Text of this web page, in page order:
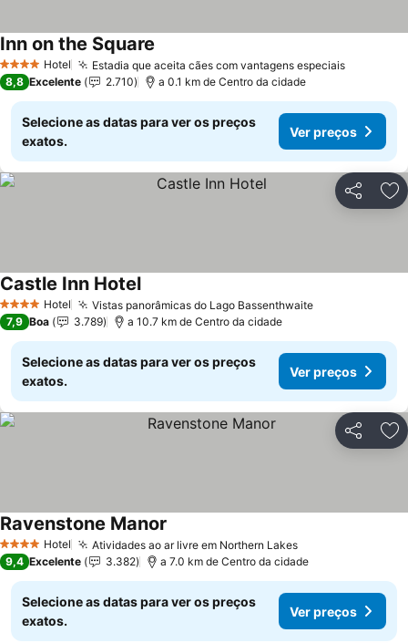
4 EstrelasHotel Estadia que aceita cães com vantagens especiais
Inn on the Square
8,8 Excelente 2.710 a 0.1 km de Centro da cidade
Selecione as datas para ver os preços
exatos.
Ver preços
Partilhar
4 EstrelasHotel Vistas panorâmicas do Lago Bassenthwaite
Castle Inn Hotel
7,9 Boa 3.789 a 10.7 km de Centro da cidade
Selecione as datas para ver os preços
exatos.
Ver preços
Partilhar
4 EstrelasHotel Atividades ao ar livre em Northern Lakes
Ravenstone Manor
9,4 Excelente 3.382 a 7.0 km de Centro da cidade
Selecione as datas para ver os preços
exatos.
Ver preços